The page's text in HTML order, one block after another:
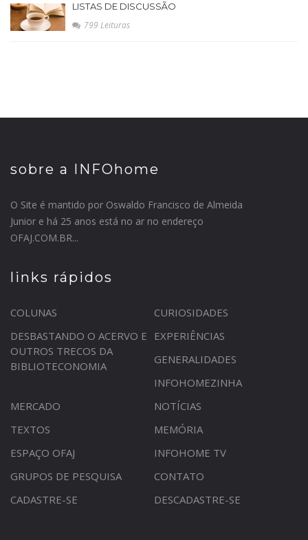
LISTAS DE DISCUSSÃO
799 Leituras
sobre a INFOhome
O Site é mantido por Oswaldo Francisco de Almeida
Junior e há 25 anos está no ar no endereço
OFAJ.COM.BR...
links rápidos
COLUNAS
CURIOSIDADES
DESBASTANDO O ACERVO E
OUTROS TRECOS DA
BIBLIOTECONOMIA
EXPERIÊNCIAS
GENERALIDADES
INFOHOMEZINHA
MERCADO
NOTÍCIAS
TEXTOS
MEMÓRIA
ESPAÇO OFAJ
INFOHOME TV
GRUPOS DE PESQUISA
CONTATO
CADASTRE-SE
DESCADASTRE-SE